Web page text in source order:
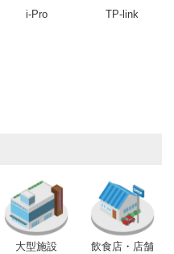
i-Pro TP-link
大型施設 飲食店・店舗